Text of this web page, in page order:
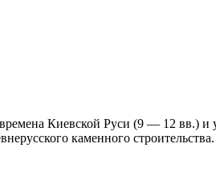
Киевской Руси (9 — 12 вв.)
каменного